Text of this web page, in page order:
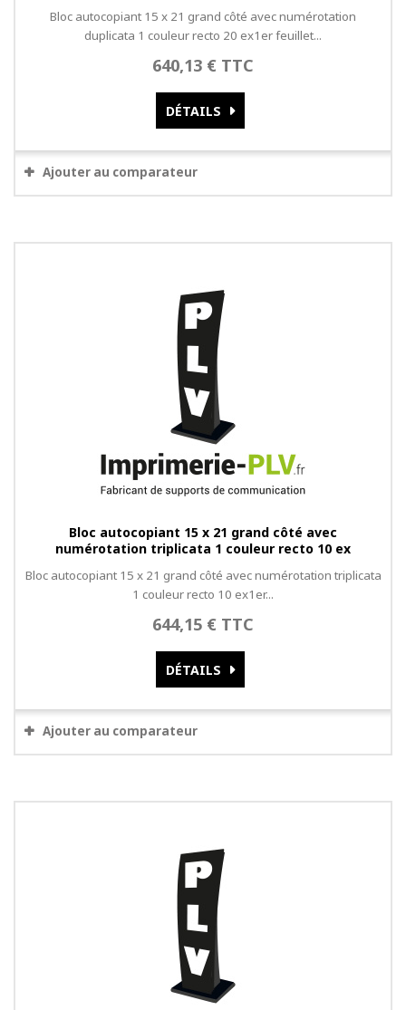
Bloc autocopiant 15 x 21 grand côté avec numérotation
duplicata 1 couleur recto 20 ex1er feuillet...
640,13 € TTC
DÉTAILS
Ajouter au comparateur
Bloc autocopiant 15 x 21 grand côté avec
numérotation triplicata 1 couleur recto 10 ex
Bloc autocopiant 15 x 21 grand côté avec numérotation triplicata
1 couleur recto 10 ex1er...
644,15 € TTC
DÉTAILS
Ajouter au comparateur